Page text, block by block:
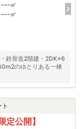
---㎡
---㎡
鉄骨造2階建・2DK×6
のゆとりある一棟
定公開】